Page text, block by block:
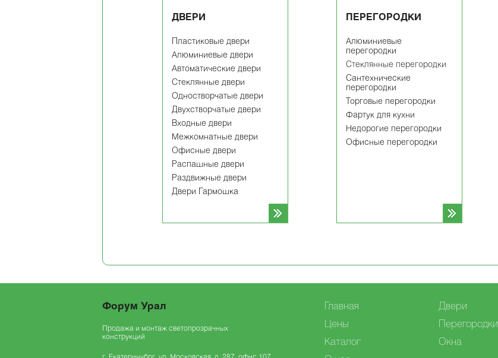
ДВЕРИ
Пластиковые двери
Алюминиевые двери
Автоматические двери
Стеклянные двери
Одностворчатые двери
Двухстворчатые двери
Входные двери
Межкомнатные двери
Офисные двери
Распашные двери
Раздвижные двери
Двери Гармошка
ПЕРЕГОРОДКИ
Алюминиевые
перегородки
Cтеклянные перегородки
Сантехнические
перегородки
Торговые перегородки
Фартук для кухни
Недорогие перегородки
Офисные перегородки
Форум Урал
Продажа и монтаж светопрозрачных
конструкций
Главная
Цены
Каталог
Двери
Перегородки
Окна